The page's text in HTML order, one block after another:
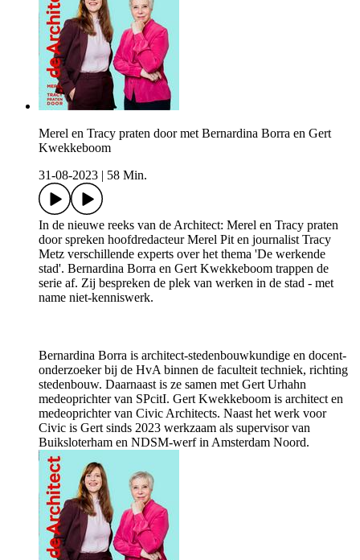
Merel en Tracy praten door met Bernardina Borra en Gert
Kwekkeboom
31-08-2023
58 Min.
In de nieuwe reeks van de Architect: Merel en Tracy praten
door spreken hoofdredacteur Merel Pit en journalist Tracy
Metz verschillende experts over het thema 'De werkende
stad'. Bernardina Borra en Gert Kwekkeboom trappen de
serie af. Zij bespreken de plek van werken in de stad - met
name niet-kenniswerk.
Bernardina Borra is architect-stedenbouwkundige en docent-
onderzoeker bij de HvA binnen de faculteit techniek, richting
stedenbouw. Daarnaast is ze samen met Gert Urhahn
medeoprichter van SPcitI. Gert Kwekkeboom is architect en
medeoprichter van Civic Architects. Naast het werk voor
Civic is Gert sinds 2023 werkzaam als supervisor van
Buiksloterham en NDSM-werf in Amsterdam Noord.